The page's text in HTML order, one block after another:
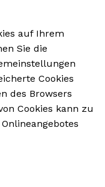
auf Ihrem
Sie die
Cookies
des Browsers
Cookies kann zu